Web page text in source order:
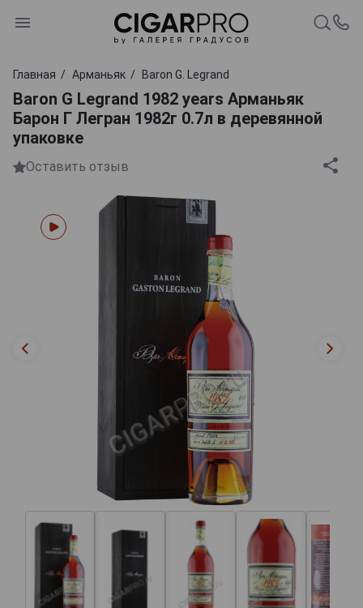
Главная Арманьяк Baron G. Legrand
Baron G Legrand 1982 years Арманьяк
Барон Г Легран 1982г 0.7л в деревянной
упаковке
Оставить отзыв